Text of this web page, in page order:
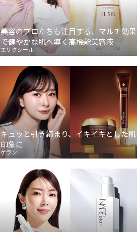
美容のプロたちも注目する、マルチ効果
で健やかな肌へ導く高機能美容液
エリクシール
キュッと引き締まり、イキイキとした肌
印象に
ゲラン